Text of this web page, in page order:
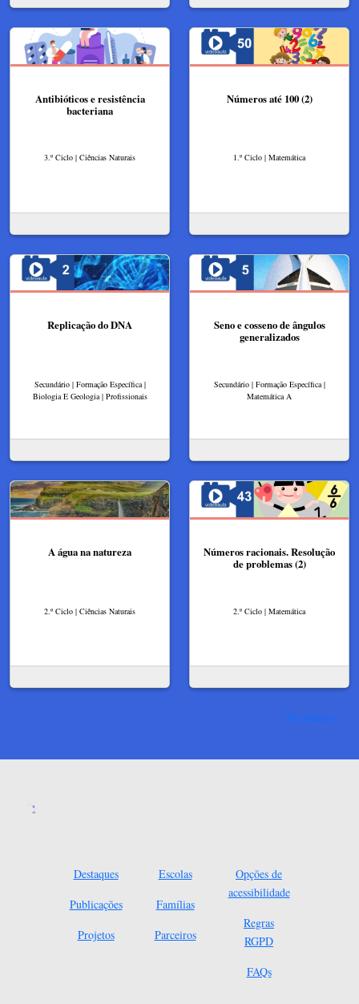
Antibióticos e resistência
bacteriana
3.º Ciclo | Ciências Naturais
Números até 100 (2)
1.º Ciclo | Matemática
Replicação do DNA
Secundário | Formação Específica |
Biologia E Geologia | Profissionais
Seno e cosseno de ângulos
generalizados
Secundário | Formação Específica |
Matemática A
A água na natureza
2.º Ciclo | Ciências Naturais
Números racionais. Resolução
de problemas (2)
2.º Ciclo | Matemática
Ver mais
Destaques
Publicações
Projetos
Escolas
Famílias
Parceiros
Opções de
acessibilidade
Regras
RGPD
FAQs